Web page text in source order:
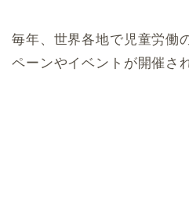
毎年、世界各地で児童労働
ペーンやイベントが開催さ